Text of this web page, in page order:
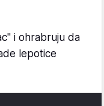
i ohrabruju da
lepotice